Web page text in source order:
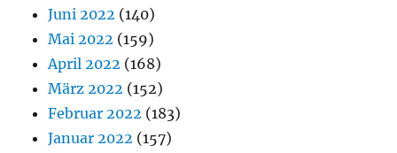
Juni 2022 (140)
Mai 2022 (159)
April 2022 (168)
März 2022 (152)
Februar 2022 (183)
Januar 2022 (157)